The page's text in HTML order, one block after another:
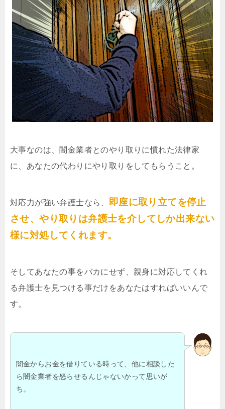
大事なのは、闇金業者とのやり取りに慣れた法律家
に、あなたの代わりにやり取りをしてもらうこと。
対応力が強い弁護士なら、 即座に取り立てを停止
させ、やり取りは弁護士を介してしか出来ない
様に対処してくれます。
そしてあなたの事をバカにせず、親身に対応してくれ
る弁護士を見つける事だけをあなたはすればいいんで
す。
闇金からお金を借りている時って、他に相談した
ら闇金業者を怒らせるんじゃないかって思いが
ち。